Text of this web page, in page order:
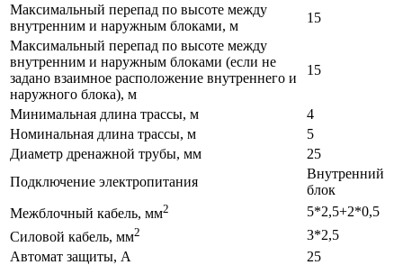
Максимальный перепад по высоте между
внутренним и наружным блоками, м
15
Максимальный перепад по высоте между
внутренним и наружным блоками (если не
задано взаимное расположение внутреннего и
наружного блока), м
15
Минимальная длина трассы, м
4
Номинальная длина трассы, м
5
Диаметр дренажной трубы, мм
25
Подключение электропитания
Внутренний
блок
Межблочный кабель, мм2
5*2,5+2*0,5
Силовой кабель, мм2
3*2,5
Автомат защиты, А
25